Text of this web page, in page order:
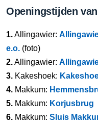
Openingstijden
1.Allingawier:
e.o. (foto)
2.Allingawier:
3. Kakeshoek:
4. Makkum:
5. Makkum: Korjusbrug
6. Makkum: Sluis